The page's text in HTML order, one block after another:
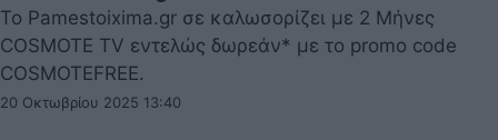
Το Pamestoixima.gr σε καλωσορίζει με 2 Μήνες
COSMOTE TV εντελώς δωρεάν* με το promo code
COSMOTEFREE.
20 Οκτωβρίου 2025 13:40